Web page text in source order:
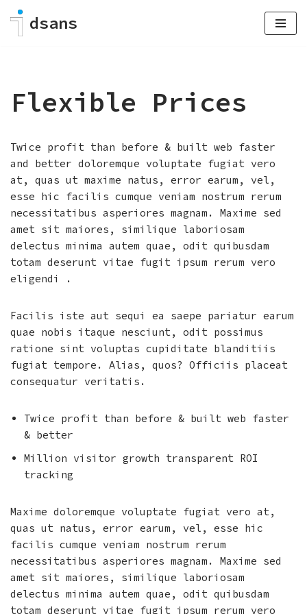
Skip
dsans
Flexible Prices
Twice profit than before & built web faster
and better doloremque voluptate fugiat vero
at, quas ut maxime natus, error earum, vel,
esse hic facilis cumque veniam nostrum rerum
necessitatibus asperiores magnam. Maxime sed
amet sit maiores, similique laboriosam
delectus minima autem quae, odit quibusdam
totam deserunt vitae fugit ipsum rerum vero
eligendi .
Facilis iste aut sequi ea saepe pariatur earum
quae nobis itaque nesciunt, odit possimus
ratione sint voluptas cupiditate blanditiis
fugiat tempore. Alias, quos? Officiis placeat
consequatur veritatis.
Twice profit than before & built web faster
& better
Million visitor growth transparent ROI
tracking
Maxime doloremque voluptate fugiat vero at,
quas ut natus, error earum, vel, esse hic
facilis cumque veniam nostrum rerum
necessitatibus asperiores magnam. Maxime sed
amet sit maiores, similique laboriosam
delectus minima autem quae, odit quibusdam
totam deserunt vitae fugit ipsum rerum vero